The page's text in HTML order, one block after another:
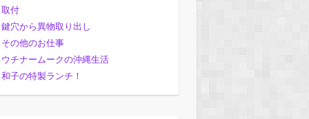
取付
鍵穴から異物取り出し
その他のお仕事
ウチナームークの沖縄生活
和子の特製ランチ！